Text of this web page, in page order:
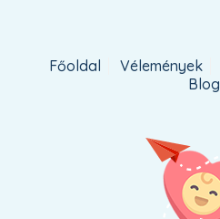
Főoldal Vélemények
Blog